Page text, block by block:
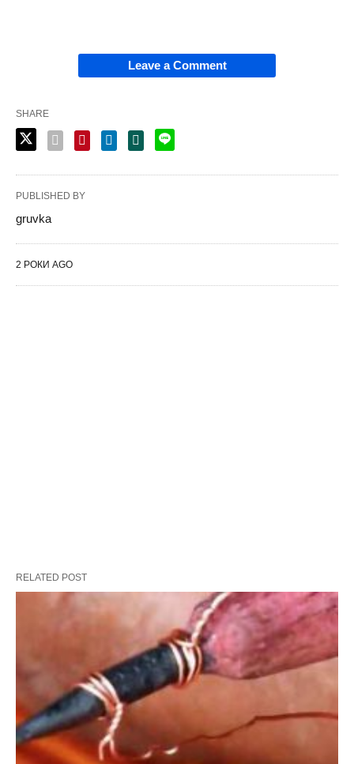
Leave a Comment
SHARE
PUBLISHED BY
gruvka
2 РОКИ AGO
RELATED POST